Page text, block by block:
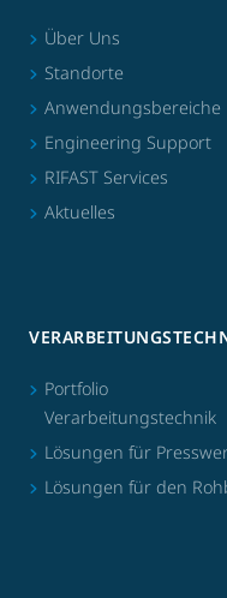
Über Uns
Standorte
Anwendungsbereiche
Engineering Support
RIFAST Services
Aktuelles
Portfolio
Verarbeitungstechnik
Lösungen für
Lösungen für den